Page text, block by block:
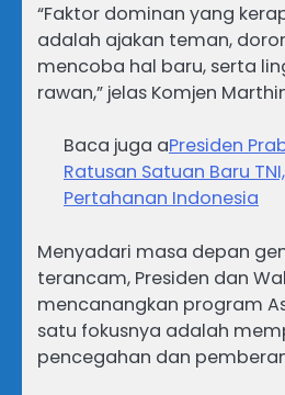
“Faktor dominan yang
adalah ajakan teman,
mencoba hal baru, serta
rawan,” jelas Komjen
Baca juga aPresiden
Ratusan Satuan Baru
Pertahanan Indonesia
Menyadari masa depan
terancam, Presiden dan
mencanangkan program
satu fokusnya adalah
pencegahan dan